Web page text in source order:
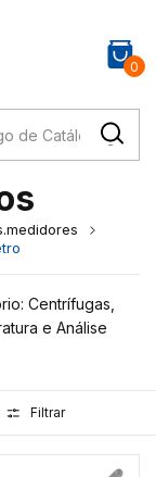
0
Centrífugas,
e Análise
Filtrar